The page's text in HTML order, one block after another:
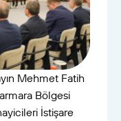
Mehmet Fatih
Bölgesi
İstişare